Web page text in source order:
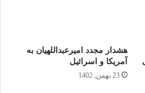
هشدار مجدد امیرعبداللهیان به
آمریکا و اسرائیل
23 بهمن, 1402